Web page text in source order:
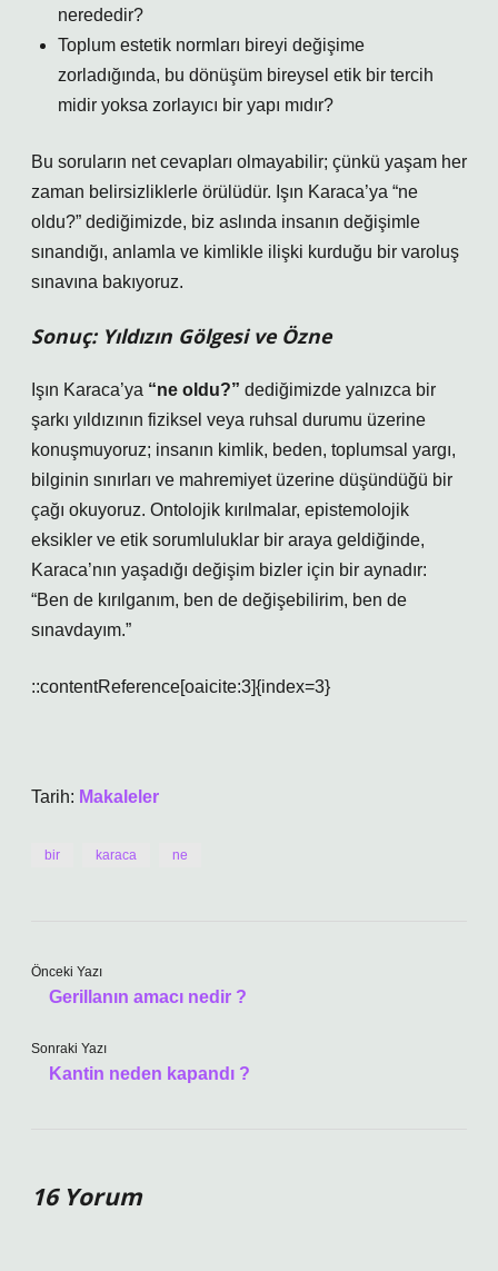
nerededir?
Toplum estetik normları bireyi değişime
zorladığında, bu dönüşüm bireysel etik bir tercih
midir yoksa zorlayıcı bir yapı mıdır?
Bu soruların net cevapları olmayabilir; çünkü yaşam her
zaman belirsizliklerle örülüdür. Işın Karaca’ya “ne
oldu?” dediğimizde, biz aslında insanın değişimle
sınandığı, anlamla ve kimlikle ilişki kurduğu bir varoluş
sınavına bakıyoruz.
Sonuç: Yıldızın Gölgesi ve Özne
Işın Karaca’ya “ne oldu?” dediğimizde yalnızca bir
şarkı yıldızının fiziksel veya ruhsal durumu üzerine
konuşmuyoruz; insanın kimlik, beden, toplumsal yargı,
bilginin sınırları ve mahremiyet üzerine düşündüğü bir
çağı okuyoruz. Ontolojik kırılmalar, epistemolojik
eksikler ve etik sorumluluklar bir araya geldiğinde,
Karaca’nın yaşadığı değişim bizler için bir aynadır:
“Ben de kırılganım, ben de değişebilirim, ben de
sınavdayım.”
::contentReference[oaicite:3]{index=3}
Tarih: Makaleler
bir karaca ne
Önceki Yazı
Gerillanın amacı nedir ?
Sonraki Yazı
Kantin neden kapandı ?
16 Yorum